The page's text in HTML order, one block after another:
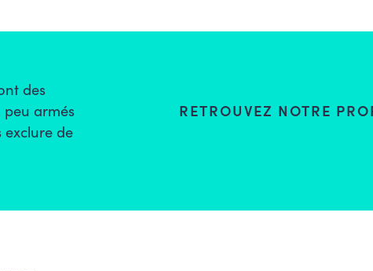
des
peu armés
exclure de
RETROUVEZ NOTRE